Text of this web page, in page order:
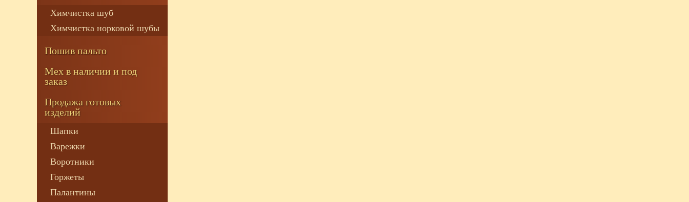
Химчистка шуб
Химчистка норковой шубы
Пошив пальто
Мех в наличии и под
заказ
Продажа готовых
изделий
Шапки
Варежки
Воротники
Горжеты
Палантины